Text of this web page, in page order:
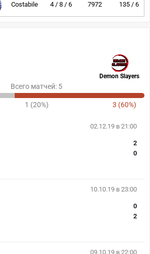
Costabile 4 / 8 / 6 7972 135 / 6
Demon Slayers
Всего матчей: 5
1 (20%) 3 (60%)
02.12.19 в 21:00
2
0
10.10.19 в 23:00
0
2
09.10.19 в 22:00